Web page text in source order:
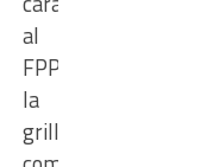
al
FPP
la
grilla